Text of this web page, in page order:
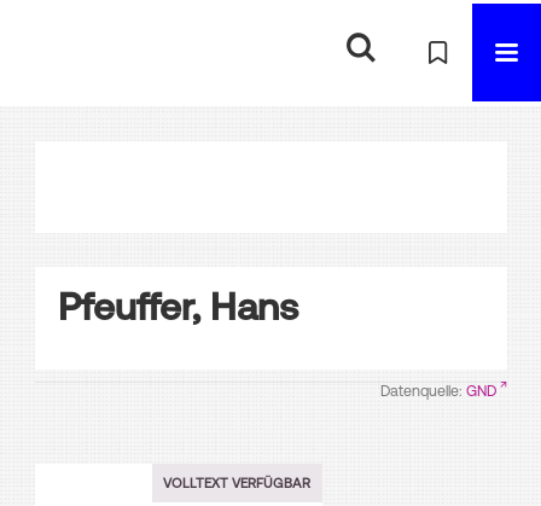
Pfeuffer, Hans
Datenquelle: GND
VOLLTEXT VERFÜGBAR